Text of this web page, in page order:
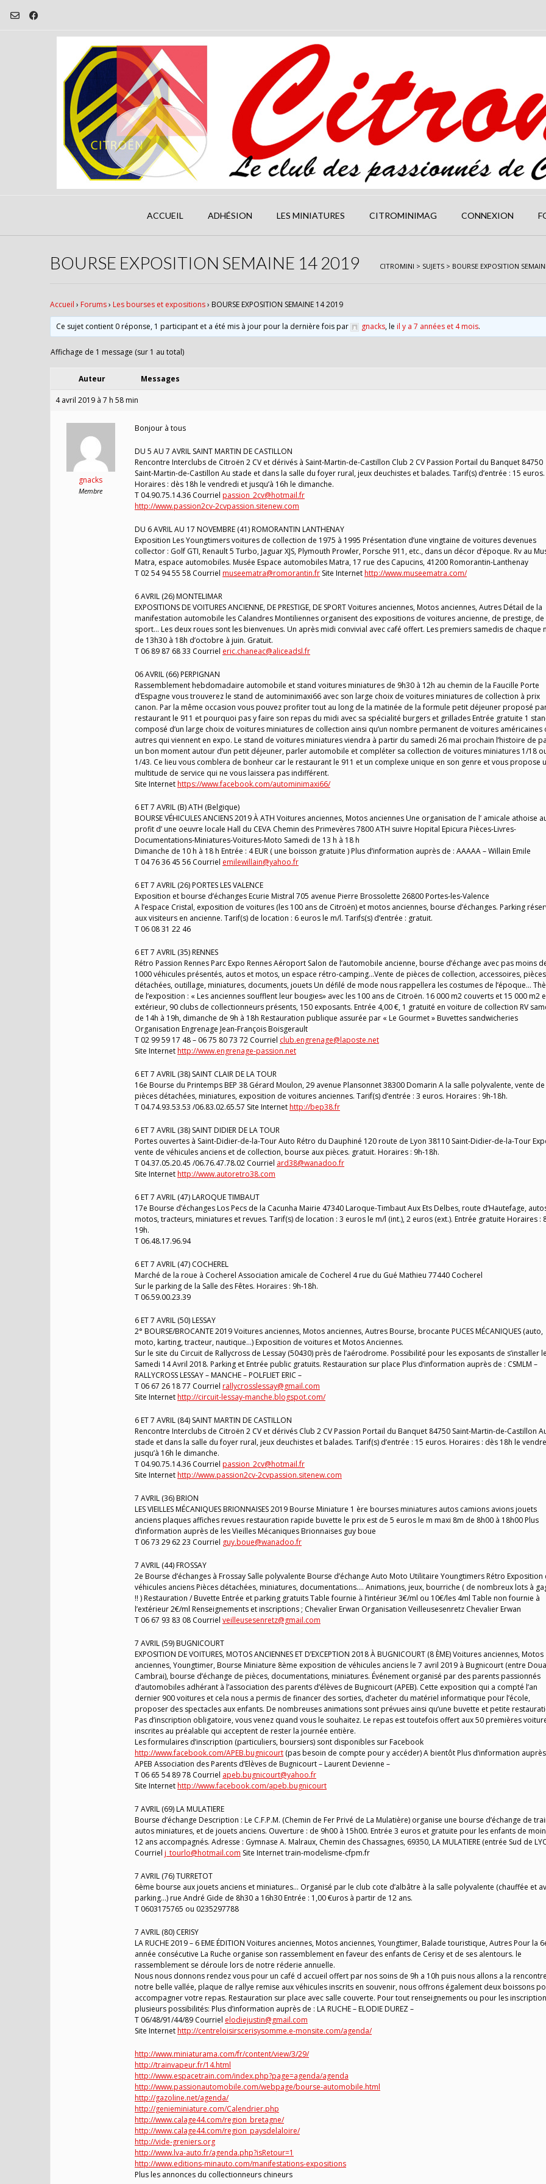
ACCUEIL ADHÉSION LES MINIATURES CITROMINIMAG CONNEXION
BOURSE EXPOSITION SEMAINE 14 2019 CITROMINI > SUJETS > BOURSE EXPOSITION
Accueil › Forums› Les bourses et expositions› BOURSE EXPOSITION SEMAINE 14 2019
Ce sujet contient 0 réponse, 1 participant et a été mis à jour pour la dernière fois par gnacks, leil y a 7 années et 4 mois.
Affichage de 1 message (sur 1 au total)
Auteur Messages
4 avril 2019 à 7 h 58 min
gnacks
Membre
Bonjour à tous
DU 5 AU 7 AVRIL SAINT MARTIN DE CASTILLON
Rencontre Interclubs de Citroën 2 CV et dérivés à Saint-Martin-de-Castillon Club 2 CV Passion Portail du Banquet 84750
Saint-Martin-de-Castillon Au stade et dans la salle du foyer rural, jeux deuchistes et balades. Tarif(s) d’entrée : 15 euros.
Horaires : dès 18h le vendredi et jusqu’à 16h le dimanche.
T 04.90.75.14.36 Courriel passion_2cv@hotmail.fr
http://www.passion2cv-2cvpassion.sitenew.com
DU 6 AVRIL AU 17 NOVEMBRE (41) ROMORANTIN LANTHENAY
Exposition Les Youngtimers voitures de collection de 1975 à 1995 Présentation d’une vingtaine de voitures devenues
collector : Golf GTI, Renault 5 Turbo, Jaguar XJS, Plymouth Prowler, Porsche 911, etc., dans un décor d’époque. Rv au
Matra, espace automobiles. Musée Espace automobiles Matra, 17 rue des Capucins, 41200 Romorantin-Lanthenay
T 02 54 94 55 58 Courriel museematra@romorantin.fr Site Internethttp://www.museematra.com/
6 AVRIL (26) MONTELIMAR
EXPOSITIONS DE VOITURES ANCIENNE, DE PRESTIGE, DE SPORT Voitures anciennes, Motos anciennes, Autres Détail de la
manifestation automobile les Calandres Montiliennes organisent des expositions de voitures ancienne, de prestige, de
sport… Les deux roues sont les bienvenues. Un après midi convivial avec café offert. Les premiers samedis de chaque
de 13h30 à 18h d’octobre à juin. Gratuit.
T 06 89 87 68 33 Courriel eric.chaneac@aliceadsl.fr
06 AVRIL (66) PERPIGNAN
Rassemblement hebdomadaire automobile et stand voitures miniatures de 9h30 à 12h au chemin de la Faucille Porte
d’Espagne vous trouverez le stand de autominimaxi66 avec son large choix de voitures miniatures de collection à prix
canon. Par la même occasion vous pouvez profiter tout au long de la matinée de la formule petit déjeuner proposé
restaurant le 911 et pourquoi pas y faire son repas du midi avec sa spécialité burgers et grillades Entrée gratuite 1
composé d’un large choix de voitures miniatures de collection ainsi qu’un nombre permanent de voitures américaines
autres qui viennent en expo. Le stand de voitures miniatures viendra à partir du samedi 26 mai prochain l’histoire de
un bon moment autour d’un petit déjeuner, parler automobile et compléter sa collection de voitures miniatures 1/18
1/43. Ce lieu vous comblera de bonheur car le restaurant le 911 et un complexe unique en son genre et vous propose
multitude de service qui ne vous laissera pas indifférent.
Site Internethttps://www.facebook.com/autominimaxi66/
6 ET 7 AVRIL (B) ATH (Belgique)
BOURSE VÉHICULES ANCIENS 2019 À ATH Voitures anciennes, Motos anciennes Une organisation de l’ amicale athoise
profit d’ une oeuvre locale Hall du CEVA Chemin des Primevères 7800 ATH suivre Hopital Epicura Pièces-Livres-
Documentations-Miniatures-Voitures-Moto Samedi de 13 h à 18 h
Dimanche de 10 h à 18 h Entrée : 4 EUR ( une boisson gratuite ) Plus d’information auprès de : AAAAA – Willain Emile
T 04 76 36 45 56 Courriel emilewillain@yahoo.fr
6 ET 7 AVRIL (26) PORTES LES VALENCE
Exposition et bourse d’échanges Ecurie Mistral 705 avenue Pierre Brossolette 26800 Portes-les-Valence
A l’espace Cristal, exposition de voitures (les 100 ans de Citroën) et motos anciennes, bourse d’échanges. Parking
aux visiteurs en ancienne. Tarif(s) de location : 6 euros le m/l. Tarifs(s) d’entrée : gratuit.
T 06 08 31 22 46
6 ET 7 AVRIL (35) RENNES
Rétro Passion Rennes Parc Expo Rennes Aéroport Salon de l’automobile ancienne, bourse d’échange avec pas moins
1000 véhicules présentés, autos et motos, un espace rétro-camping…Vente de pièces de collection, accessoires, pièces
détachées, outillage, miniatures, documents, jouets Un défilé de mode nous rappellera les costumes de l’époque…
de l’exposition : « Les anciennes soufflent leur bougies» avec les 100 ans de Citroën. 16 000 m2 couverts et 15 000 m2
extérieur, 90 clubs de collectionneurs présents, 150 exposants. Entrée 4,00 €, 1 gratuité en voiture de collection RV
de 14h à 19h, dimanche de 9h à 18h Restauration publique assurée par « Le Gourmet » Buvettes sandwicheries
Organisation Engrenage Jean-François Boisgerault
T 02 99 59 17 48 – 06 75 80 73 72 Courriel club.engrenage@laposte.net
Site Internethttp://www.engrenage-passion.net
6 ET 7 AVRIL (38) SAINT CLAIR DE LA TOUR
16e Bourse du Printemps BEP 38 Gérard Moulon, 29 avenue Plansonnet 38300 Domarin A la salle polyvalente, vente de
pièces détachées, miniatures, exposition de voitures anciennes. Tarif(s) d’entrée : 3 euros. Horaires : 9h-18h.
T 04.74.93.53.53 /06.83.02.65.57 Site Internethttp://bep38.fr
6 ET 7 AVRIL (38) SAINT DIDIER DE LA TOUR
Portes ouvertes à Saint-Didier-de-la-Tour Auto Rétro du Dauphiné 120 route de Lyon 38110 Saint-Didier-de-la-Tour
vente de véhicules anciens et de collection, bourse aux pièces. gratuit. Horaires : 9h-18h.
T 04.37.05.20.45 /06.76.47.78.02 Courriel ard38@wanadoo.fr
Site Internethttp://www.autoretro38.com
6 ET 7 AVRIL (47) LAROQUE TIMBAUT
17e Bourse d’échanges Los Pecs de la Cacunha Mairie 47340 Laroque-Timbaut Aux Ets Delbes, route d’Hautefage,
motos, tracteurs, miniatures et revues. Tarif(s) de location : 3 euros le m/l (int.), 2 euros (ext.). Entrée gratuite Horaires :
19h.
T 06.48.17.96.94
6 ET 7 AVRIL (47) COCHEREL
Marché de la roue à Cocherel Association amicale de Cocherel 4 rue du Gué Mathieu 77440 Cocherel
Sur le parking de la Salle des Fêtes. Horaires : 9h-18h.
T 06.59.00.23.39
6 ET 7 AVRIL (50) LESSAY
2° BOURSE/BROCANTE 2019 Voitures anciennes, Motos anciennes, Autres Bourse, brocante PUCES MÉCANIQUES (auto,
moto, karting, tracteur, nautique…) Exposition de voitures et Motos Anciennes.
Sur le site du Circuit de Rallycross de Lessay (50430) près de l’aérodrome. Possibilité pour les exposants de s’installer le
Samedi 14 Avril 2018. Parking et Entrée public gratuits. Restauration sur place Plus d’information auprès de : CSMLM –
RALLYCROSS LESSAY – MANCHE – POLFLIET ERIC –
T 06 67 26 18 77 Courriel rallycrosslessay@gmail.com
Site Internethttp://circuit-lessay-manche.blogspot.com/
6 ET 7 AVRIL (84) SAINT MARTIN DE CASTILLON
Rencontre Interclubs de Citroën 2 CV et dérivés Club 2 CV Passion Portail du Banquet 84750 Saint-Martin-de-Castillon
stade et dans la salle du foyer rural, jeux deuchistes et balades. Tarif(s) d’entrée : 15 euros. Horaires : dès 18h le
jusqu’à 16h le dimanche.
T 04.90.75.14.36 Courriel passion_2cv@hotmail.fr
Site Internethttp://www.passion2cv-2cvpassion.sitenew.com
7 AVRIL (36) BRION
LES VIEILLES MÉCANIQUES BRIONNAISES 2019 Bourse Miniature 1 ère bourses miniatures autos camions avions jouets
anciens plaques affiches revues restauration rapide buvette le prix est de 5 euros le m maxi 8m de 8h00 à 18h00 Plus
d’information auprès de les Vieilles Mécaniques Brionnaises guy boue
T 06 73 29 62 23 Courriel guy.boue@wanadoo.fr
7 AVRIL (44) FROSSAY
2e Bourse d’échanges à Frossay Salle polyvalente Bourse d’échange Auto Moto Utilitaire Youngtimers Rétro Exposition
véhicules anciens Pièces détachées, miniatures, documentations…. Animations, jeux, bourriche ( de nombreux lots à
!! ) Restauration / Buvette Entrée et parking gratuits Table fournie à l’intérieur 3€/ml ou 10€/les 4ml Table non fournie à
l’extérieur 2€/ml Renseignements et inscriptions ; Chevalier Erwan Organisation Veilleusesenretz Chevalier Erwan
T 06 67 93 83 08 Courriel veilleusesenretz@gmail.com
7 AVRIL (59) BUGNICOURT
EXPOSITION DE VOITURES, MOTOS ANCIENNES ET D’EXCEPTION 2018 À BUGNICOURT (8 ÈME) Voitures anciennes, Motos
anciennes, Youngtimer, Bourse Miniature 8ème exposition de véhicules anciens le 7 avril 2019 à Bugnicourt (entre
Cambrai), bourse d’échange de pièces, documentations, miniatures. Événement organisé par des parents passionnés
d’automobiles adhérant à l’association des parents d’élèves de Bugnicourt (APEB). Cette exposition qui a compté l’an
dernier 900 voitures et cela nous a permis de financer des sorties, d’acheter du matériel informatique pour l’école,
proposer des spectacles aux enfants. De nombreuses animations sont prévues ainsi qu’une buvette et petite
Pas d’inscription obligatoire, vous venez quand vous le souhaitez. Le repas est toutefois offert aux 50 premières
inscrites au préalable qui acceptent de rester la journée entière.
Les formulaires d’inscription (particuliers, boursiers) sont disponibles sur Facebook
http://www.facebook.com/APEB.bugnicourt (pas besoin de compte pour y accéder) A bientôt Plus d’information
APEB Association des Parents d’Elèves de Bugnicourt – Laurent Devienne –
T 06 65 54 89 78 Courriel apeb.bugnicourt@yahoo.fr
Site Internethttp://www.facebook.com/apeb.bugnicourt
7 AVRIL (69) LA MULATIERE
Bourse d’échange Description : Le C.F.P.M. (Chemin de Fer Privé de La Mulatière) organise une bourse d’échange de
autos miniatures, et de jouets anciens. Ouverture : de 9h00 à 15h00. Entrée 3 euros et gratuite pour les enfants de
12 ans accompagnés. Adresse : Gymnase A. Malraux, Chemin des Chassagnes, 69350, LA MULATIERE (entrée Sud de
Courriel j_tourlo@hotmail.com Site Internet train-modelisme-cfpm.fr
7 AVRIL (76) TURRETOT
6ème bourse aux jouets anciens et miniatures… Organisé par le club cote d’albâtre à la salle polyvalente (chauffée et
parking…) rue André Gide de 8h30 a 16h30 Entrée : 1,00 €uros à partir de 12 ans.
T 0603175765 ou 0235297788
7 AVRIL (80) CERISY
LA RUCHE 2019 – 6 EME ÉDITION Voitures anciennes, Motos anciennes, Youngtimer, Balade touristique, Autres Pour la
année consécutive La Ruche organise son rassemblement en faveur des enfants de Cerisy et de ses alentours. le
rassemblement se déroule lors de notre réderie annuelle.
Nous nous donnons rendez vous pour un café d accueil offert par nos soins de 9h a 10h puis nous allons a la
notre belle vallée, plaque de rallye remise aux véhicules inscrits en souvenir, nous offrons également deux boissons
accompagner votre repas. Restauration sur place avec salle couverte. Pour tout renseignements ou pour les
plusieurs possibilités: Plus d’information auprès de : LA RUCHE – ELODIE DUREZ –
T 06/48/91/44/89 Courriel elodiejustin@gmail.com
Site Internethttp://centreloisirscerisysomme.e-monsite.com/agenda/
http://www.miniaturama.com/fr/content/view/3/29/
http://trainvapeur.fr/14.html
http://www.espacetrain.com/index.php?page=agenda/agenda
http://www.passionautomobile.com/webpage/bourse-automobile.html
http://gazoline.net/agenda/
http://genieminiature.com/Calendrier.php
http://www.calage44.com/region_bretagne/
http://www.calage44.com/region_paysdelaloire/
http://vide-greniers.org
http://www.lva-auto.fr/agenda.php?isRetour=1
http://www.editions-minauto.com/manifestations-expositions
Plus les annonces du collectionneurs chineurs